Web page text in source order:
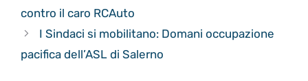
contro il caro RCAuto
I Sindaci si mobilitano: Domani occupazione
pacifica dell’ASL di Salerno